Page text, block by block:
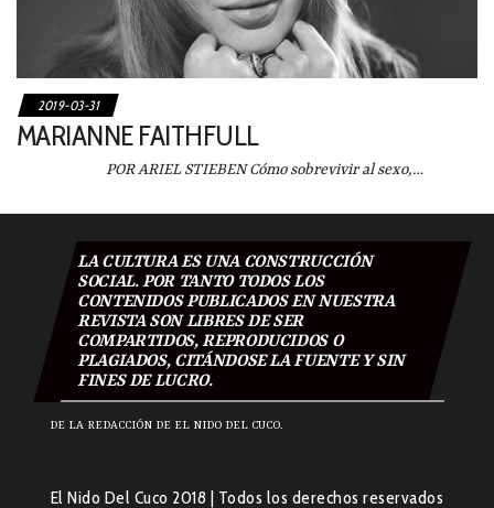
2019-03-31
MARIANNE FAITHFULL
POR ARIEL STIEBEN Cómo sobrevivir al sexo,…
LA CULTURA ES UNA CONSTRUCCIÓN
SOCIAL. POR TANTO TODOS LOS
CONTENIDOS PUBLICADOS EN NUESTRA
REVISTA SON LIBRES DE SER
COMPARTIDOS, REPRODUCIDOS O
PLAGIADOS, CITÁNDOSE LA FUENTE Y SIN
FINES DE LUCRO.
DE LA REDACCIÓN DE EL NIDO DEL CUCO.
El Nido Del Cuco 2018 | Todos los derechos reservados